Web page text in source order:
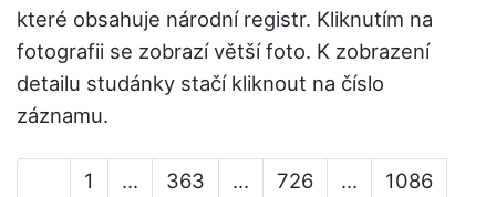
které obsahuje národní registr. Kliknutím na
fotografii se zobrazí větší foto. K zobrazení
detailu studánky stačí kliknout na číslo
záznamu.
1 ... 363 ... 726 ...
1086